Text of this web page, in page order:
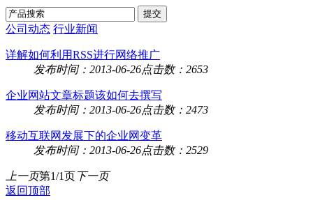
公司动态 行业新闻
详解如何利用RSS进行网络推广
发布时间：2013-06-26点击数：2653
企业网站文章标题该如何去撰写
发布时间：2013-06-26点击数：2473
移动互联网发展下的企业网变革
发布时间：2013-06-26点击数：2529
上一页第1/1页下一页
返回顶部